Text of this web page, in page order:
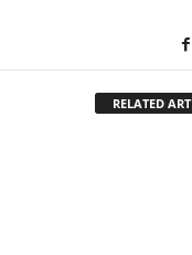
RELATED